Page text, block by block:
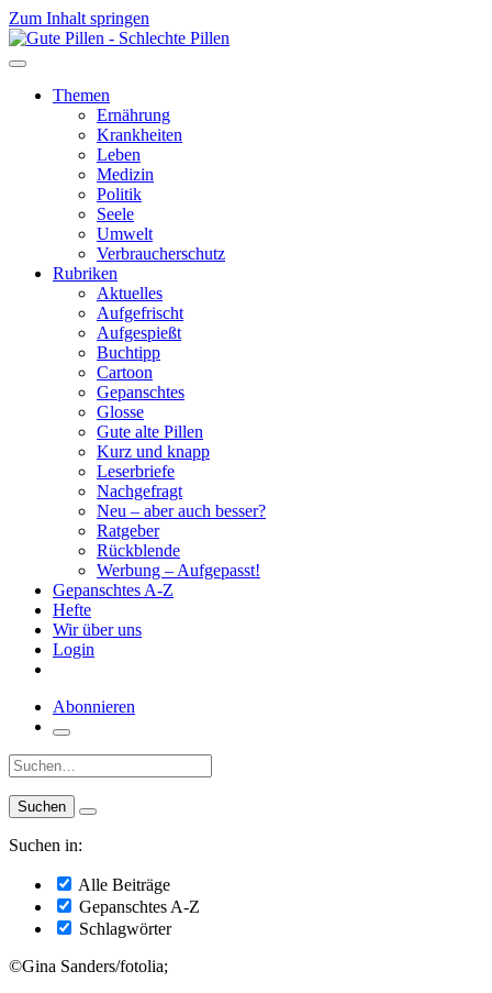
Zum Inhalt springen
Themen
Ernährung
Krankheiten
Leben
Medizin
Politik
Seele
Umwelt
Verbraucherschutz
Rubriken
Aktuelles
Aufgefrischt
Aufgespießt
Buchtipp
Cartoon
Gepanschtes
Glosse
Gute alte Pillen
Kurz und knapp
Leserbriefe
Nachgefragt
Neu – aber auch besser?
Ratgeber
Rückblende
Werbung – Aufgepasst!
Gepanschtes A-Z
Hefte
Wir über uns
Login
Abonnieren
Suche:
Suchen in:
Alle Beiträge
Gepanschtes A-Z
Schlagwörter
©Gina Sanders/fotolia;